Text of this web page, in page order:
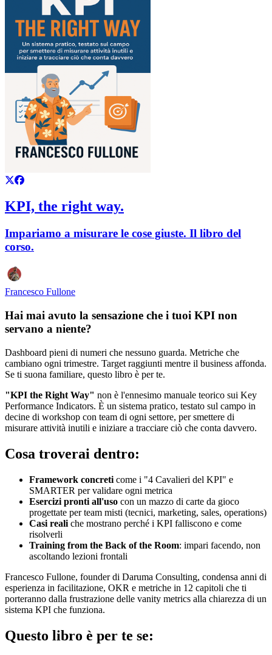
KPI, the right way.
Impariamo a misurare le cose giuste. Il libro del
corso.
Francesco Fullone
Hai mai avuto la sensazione che i tuoi KPI non
servano a niente?
Dashboard pieni di numeri che nessuno guarda. Metriche che
cambiano ogni trimestre. Target raggiunti mentre il business affonda.
Se ti suona familiare, questo libro è per te.
"KPI the Right Way" non è l'ennesimo manuale teorico sui Key
Performance Indicators. È un sistema pratico, testato sul campo in
decine di workshop con team di ogni settore, per smettere di
misurare attività inutili e iniziare a tracciare ciò che conta davvero.
Cosa troverai dentro:
Framework concreti come i "4 Cavalieri del KPI" e
SMARTER per validare ogni metrica
Esercizi pronti all'uso con un mazzo di carte da gioco
progettate per team misti (tecnici, marketing, sales, operations)
Casi reali che mostrano perché i KPI falliscono e come
risolverli
Training from the Back of the Room: impari facendo, non
ascoltando lezioni frontali
Francesco Fullone, founder di Daruma Consulting, condensa anni di
esperienza in facilitazione, OKR e metriche in 12 capitoli che ti
porteranno dalla frustrazione delle vanity metrics alla chiarezza di un
sistema KPI che funziona.
Questo libro è per te se: